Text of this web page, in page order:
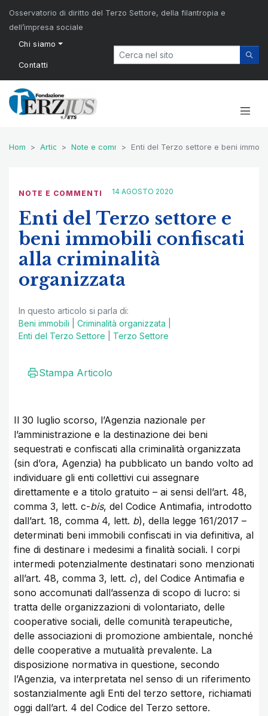
Osservatorio di diritto del Terzo Settore, della filantropia e
dell’impresa sociale
Chi siamo
Contatti
Home Articoli Note e commentiEnti del Terzo settore e beni
NOTE E COMMENTI 14 AGOSTO 2020
Enti del Terzo settore e
beni immobili confiscati
alla criminalità
organizzata
In questo articolo si parla di:
Beni immobili
Criminalità organizzata
Enti del Terzo Settore
Terzo Settore
Stampa Articolo
Il 30 luglio scorso, l’Agenzia nazionale per
l’amministrazione e la destinazione dei beni
sequestrati e confiscati alla criminalità organizzata
(sin d’ora, Agenzia) ha pubblicato un bando volto ad
individuare gli enti collettivi cui assegnare
direttamente e a titolo gratuito – ai sensi dell’art. 48,
comma 3, lett. c-bis, del Codice Antimafia, introdotto
dall’art. 18, comma 4, lett. b), della legge 161/2017 –
determinati beni immobili confiscati in via definitiva, al
fine di destinare i medesimi a finalità sociali. I corpi
intermedi potenzialmente destinatari sono menzionati
all’art. 48, comma 3, lett. c), del Codice Antimafia e
sono accomunati dall’assenza di scopo di lucro: si
tratta delle organizzazioni di volontariato, delle
cooperative sociali, delle comunità terapeutiche,
delle associazioni di promozione ambientale, nonché
delle cooperative a mutualità prevalente. La
disposizione normativa in questione, secondo
l’Agenzia, va interpretata nel senso di un riferimento
sostanzialmente agli Enti del terzo settore, richiamati
oggi dall’art. 4 del Codice del Terzo settore.